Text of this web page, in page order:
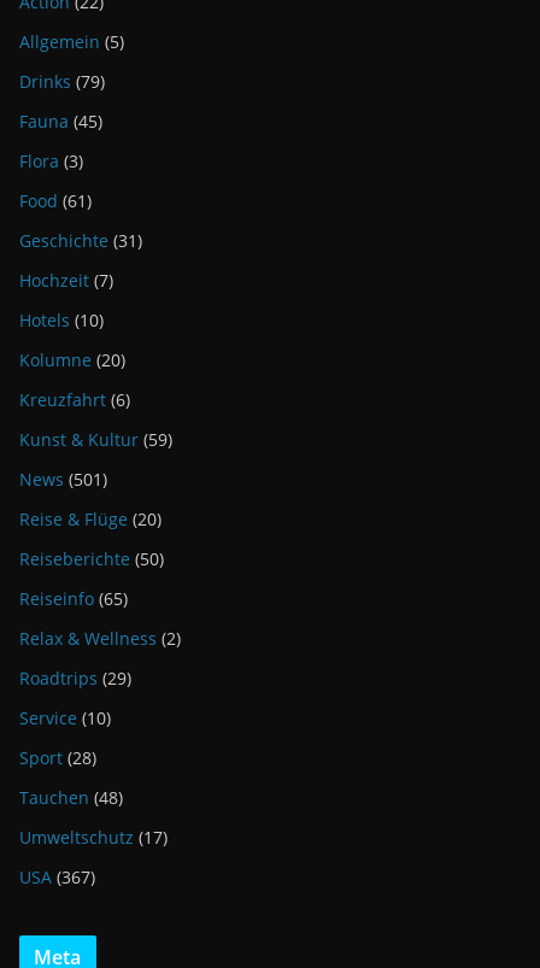
Allgemein (5)
Drinks (79)
Fauna (45)
Flora (3)
Food (61)
Geschichte (31)
Hochzeit (7)
Hotels (10)
Kolumne (20)
Kreuzfahrt (6)
Kunst & Kultur (59)
News (501)
Reise & Flüge (20)
Reiseberichte (50)
Reiseinfo (65)
Relax & Wellness (2)
Roadtrips (29)
Service (10)
Sport (28)
Tauchen (48)
Umweltschutz (17)
USA (367)
Meta